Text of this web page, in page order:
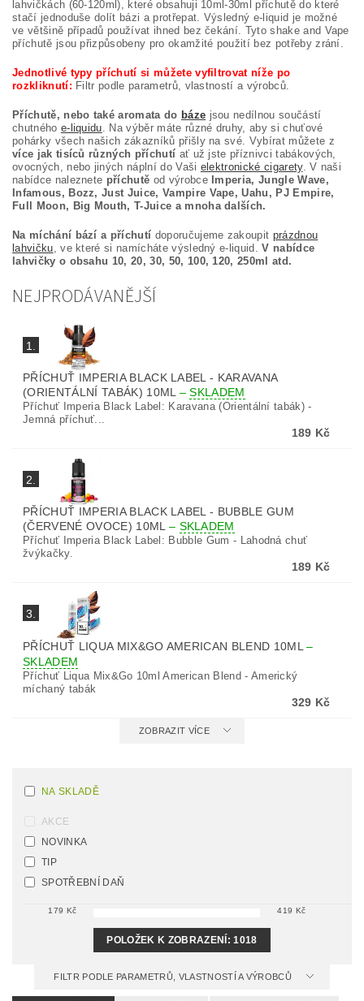
lahvičkách (60-120ml), které obsahuji 10ml-30ml příchutě do které
stačí jednoduše dolít bázi a protřepat. Výsledný e-liquid je možné
ve většině případů používat ihned bez čekání. Tyto shake and Vape
příchutě jsou přizpůsobeny pro okamžité použití bez potřeby zrání.
Jednotlivé typy příchutí si můžete vyfiltrovat níže po
rozkliknutí: Filtr podle parametrů, vlastností a výrobců.
Příchutě, nebo také aromata do báze jsou nedílnou součástí
chutného e-liquidu. Na výběr máte různé druhy, aby si chuťové
pohárky všech našich zákazníků přišly na své. Vybírat můžete z
více jak tisíců různých příchutí ať už jste příznivci tabákových,
ovocných, nebo jiných náplní do Vaši elektronické cigarety. V naši
nabídce naleznete příchutě od výrobce Imperia, Jungle Wave,
Infamous, Bozz, Just Juice, Vampire Vape, Uahu, PJ Empire,
Full Moon, Big Mouth, T-Juice a mnoha dalších.
Na míchání bází a příchutí doporučujeme zakoupit prázdnou
lahvičku, ve které si namícháte výsledný e-liquid.V nabídce
lahvičky o obsahu 10, 20, 30, 50, 100, 120, 250ml atd.
NEJPRODÁVANĚJŠÍ
1.
PŘÍCHUŤ IMPERIA BLACK LABEL - KARAVANA
(ORIENTÁLNÍ TABÁK) 10ML –SKLADEM
Příchuť Imperia Black Label: Karavana (Orientální tabák) -
Jemná příchuť...
189 Kč
2.
PŘÍCHUŤ IMPERIA BLACK LABEL - BUBBLE GUM
(ČERVENÉ OVOCE) 10ML – SKLADEM
Příchuť Imperia Black Label: Bubble Gum - Lahodná chuť
žvýkačky.
189 Kč
3.
PŘÍCHUŤ LIQUA MIX&GO AMERICAN BLEND 10ML–
SKLADEM
Příchuť Liqua Mix&Go 10ml American Blend - Americký
míchaný tabák
329 Kč
ZOBRAZIT VÍCE
NA SKLADĚ
AKCE
NOVINKA
TIP
SPOTŘEBNÍ DAŇ
179 Kč 419 Kč
POLOŽEK K ZOBRAZENÍ:1018
FILTR PODLE PARAMETRŮ, VLASTNOSTÍ A VÝROBCŮ